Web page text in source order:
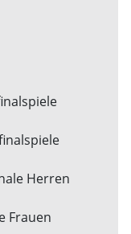
Herren
Frauen